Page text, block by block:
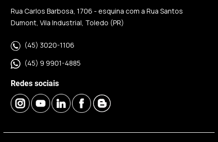
Rua Carlos Barbosa, 1706 - esquina com a Rua Santos
Dumont, Vila Industrial, Toledo (PR)
(45) 3020-1106
(45) 9 9901-4885
Redes sociais